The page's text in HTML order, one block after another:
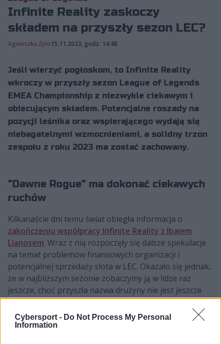
Cybersport - Do Not Process My Personal
Information
Infinite Reality zaskoczy
składem na przyszły sezon LEC?
Agnieszka Żyto15.11.2023, godz. 14:48
Jeśli wierzyć pogłoskom, to Infinite Reality
wkroczy w przyszły sezon League of Legends
EMEA Championship z niezwykle ciekawym i
obiecującym składem. Potencjalne roszady na
pozycji leśnika oraz wspierającego wydają się
niebagatelnymi wzmocnieniami, a solidny trzon
zespołu z roku 2023 ma zostać zachowany.
"Dawne Rogue" ma dokonać ciekawych
ruchów
Kilkanaście dni temu świat obiegła informacja o
zakończeniu współpracy Infinite Reality z Ibaiem
Llanosem. Wraz z nią rozpoczęły się dalsze spekulacje
na temat problemów finansowych organizacji i
potencjalnej sprzedaży slota w LEC. Okazało się jednak,
że w najbliższym sezonie zobaczymy ją w lidze raz
jeszcze, choć przyszła nazwa drużyny nie jest jeszcze
znana. Właściciele dawnego Rogue zdają się również
dusić gdybanie o kiepskim składzie "na przetrwanie" w
zarodku. Prawdopodobne nowe nabytki IR okazują się